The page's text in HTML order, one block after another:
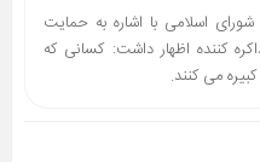
اسلامی با اشاره به حمایت
کننده اظهار داشت: کسانی که
می کنند.